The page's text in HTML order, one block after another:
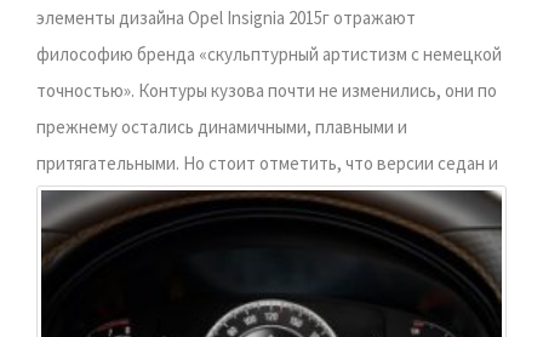
элементы дизайна Opel Insignia 2015г отражают
философию бренда «скульптурный артистизм с немецкой
точностью». Контуры кузова почти не изменились, они по
прежнему остались динамичными, плавными и
притягательными. Но стоит отметить, что версии седан и